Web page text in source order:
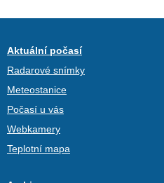
Aktuální počasí
Radarové snímky
Meteostanice
Počasí u vás
Webkamery
Teplotní mapa